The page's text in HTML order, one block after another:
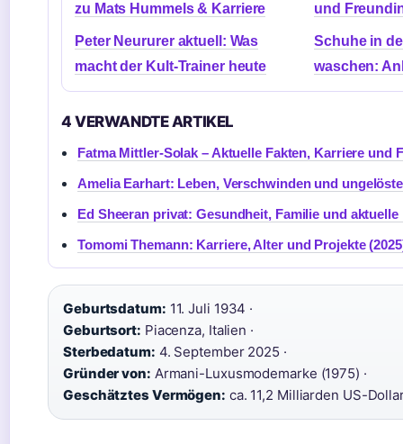
zu Mats Hummels & Karriere
und
Peter Neururer aktuell: Was
macht der Kult-Trainer heute
Schuhe in
waschen:
4 VERWANDTE ARTIKEL
Fatma Mittler-Solak – Aktuelle Fakten, Karriere und
Amelia Earhart: Leben, Verschwinden und
Ed Sheeran privat: Gesundheit, Familie und
Tomomi Themann: Karriere, Alter und Projekte
Geburtsdatum: 11. Juli 1934 ·
Geburtsort: Piacenza, Italien ·
Sterbedatum: 4. September 2025 ·
Gründer von: Armani-Luxusmodemarke (1975) ·
Geschätztes Vermögen: ca. 11,2 Milliarden US-